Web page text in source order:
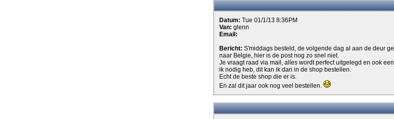
Datum: Tue 01/1/13 8:36PM
Van: glenn
Email:
Bericht: S'middags besteld, de volgende dag al aan de deur
naar Belgie, hier is de post nog zo snel niet.
Je vraagt raad via mail, alles wordt perfect uitgelegd en ook
ik nodig heb, dit kan ik dan in de shop bestellen.
Echt de beste shop die er is.
En zal dit jaar ook nog veel bestellen.